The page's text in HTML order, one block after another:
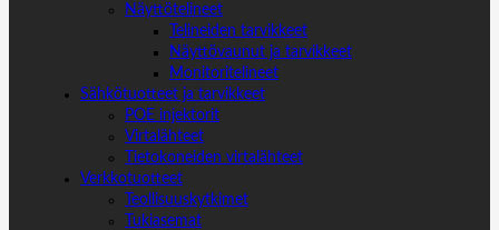
Näyttötelineet
Telineiden tarvikkeet
Näyttövaunut ja tarvikkeet
Monitoritelineet
Sähkötuotteet ja tarvikkeet
POE injektorit
Virtalähteet
Tietokoneiden virtalähteet
Verkkotuotteet
Teollisuuskytkimet
Tukiasemat